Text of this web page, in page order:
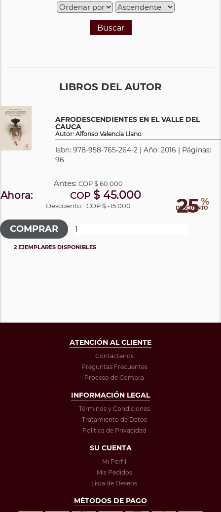
Buscar
LIBROS DEL AUTOR
AFRODESCENDIENTES EN EL VALLE DEL
CAUCA
Autor: Alfonso Valencia Llano
Isbn: 978-958-765-264-2 | Año: 2016 | Páginas:
96
25 %
DESCUENTO
Antes:COP$ 60.000
Ahora: COP $ 45.000
Descuento: COP $ -15.000
2 EJEMPLARES DISPONIBLES
ATENCIÓN AL CLIENTE
Contáctenos
Preguntas Frecuentes
Proceso de Compra
INFORMACIÓN LEGAL
Términos y Condiciones
Tratamiento de Datos
Política de Privacidad
SU CUENTA
Mi Perfil
Mis Pedidos
Lista de Deseos
MÉTODOS DE PAGO